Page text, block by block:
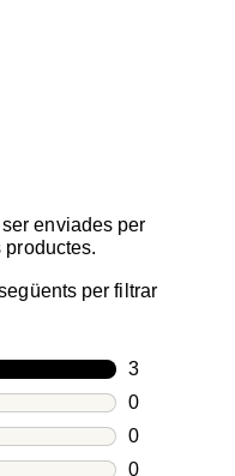
enviades per
per filtrar
3
3
0
0
0
0
0